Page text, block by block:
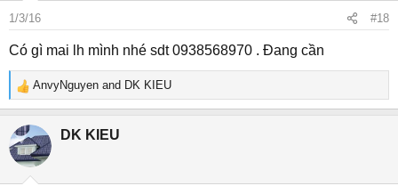
o
n
s
1/3/16 #18
Có gì mai lh mình nhé sdt 0938568970 . Đang cần
R
e
a
c
t
AnvyNguyen and DK KIEU
DK KIEU